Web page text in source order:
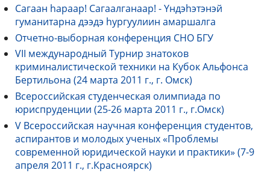
Сагаан hараар! Сагаалганаар! - Yндэhэтэнэй
гуманитарна дээдэ hургуулиин амаршалга
Отчетно-выборная конференция СНО БГУ
VII международный Турнир знатоков
криминалистической техники на Кубок Альфонса
Бертильона (24 марта 2011 г., г. Омск)
Всероссийская студенческая олимпиада по
юриспруденции (25-26 марта 2011 г., г.Омск)
V Всероссийская научная конференция студентов,
аспирантов и молодых ученых «Проблемы
современной юридической науки и практики» (7-9
апреля 2011 г., г.Красноярск)